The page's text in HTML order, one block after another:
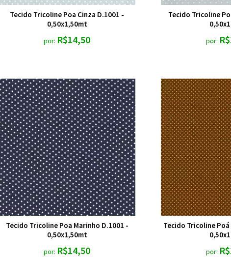
Tecido Tricoline Poa Cinza D.1001 -
0,50x1,50mt
por: R$14,50
Tecido Tricoline
por:
Tecido Tricoline Poa Marinho D.1001 -
0,50x1,50mt
por: R$14,50
Tecido Tricoline
por: